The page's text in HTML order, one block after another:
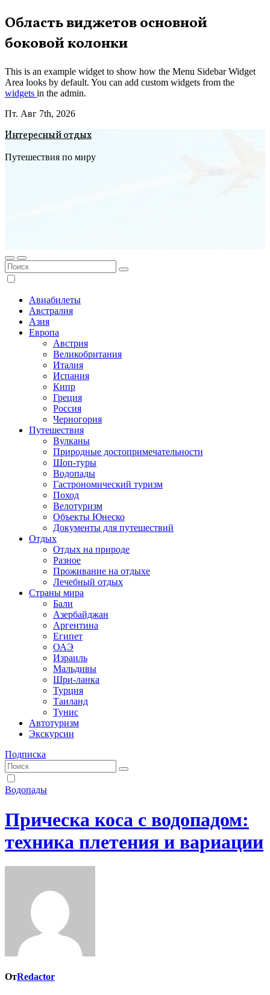
Перейти
к
содержимому
Область виджетов основной
боковой колонки
This is an example widget to show how the Menu Sidebar Widget
Area looks by default. You can add custom widgets from the
widgets in the admin.
Пт. Авг 7th, 2026
Интересный отдых
Путешествия по миру
Авиабилеты
Австралия
Азия
Европа
Австрия
Великобритания
Италия
Испания
Кипр
Греция
Россия
Черногория
Путешествия
Вулканы
Природные достопримечательности
Шоп-туры
Водопады
Гастрономический туризм
Поход
Велотуризм
Объекты Юнеско
Документы для путешествий
Отдых
Отдых на природе
Разное
Проживание на отдыхе
Лечебный отдых
Страны мира
Бали
Азербайджан
Аргентина
Египет
ОАЭ
Израиль
Мальдивы
Шри-ланка
Турция
Таиланд
Тунис
Автотуризм
Экскурсии
Подписка
Водопады
Прическа коса с водопадом:
техника плетения и вариации
ОтRedactor